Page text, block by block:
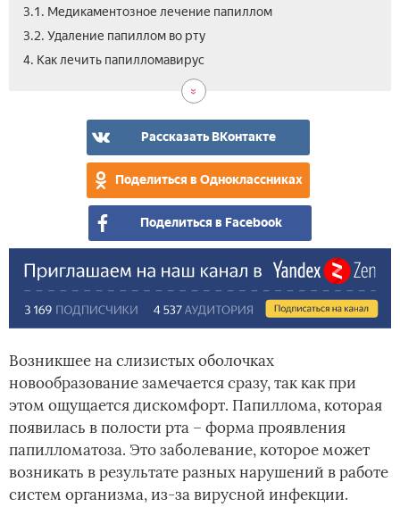
3.1. Медикаментозное лечение папиллом
3.2. Удаление папиллом во рту
4. Как лечить папилломавирус
Рассказать ВКонтакте
Поделиться в Одноклассниках
Поделиться в Facebook
Возникшее на слизистых оболочках
новообразование замечается сразу, так как при
этом ощущается дискомфорт. Папиллома, которая
появилась в полости рта – форма проявления
папилломатоза. Это заболевание, которое может
возникать в результате разных нарушений в работе
систем организма, из-за вирусной инфекции.